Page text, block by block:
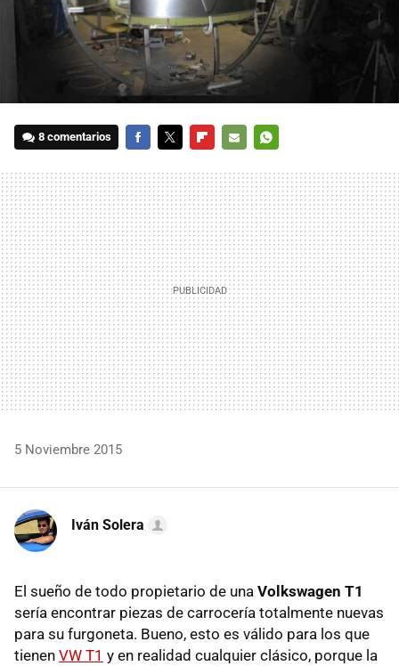
8 comentarios
MAIL
5 Noviembre 2015
Iván Solera
El sueño de todo propietario de una Volkswagen T1
sería encontrar piezas de carrocería totalmente nuevas
para su furgoneta. Bueno, esto es válido para los que
tienen VW T1 y en realidad cualquier clásico, porque la